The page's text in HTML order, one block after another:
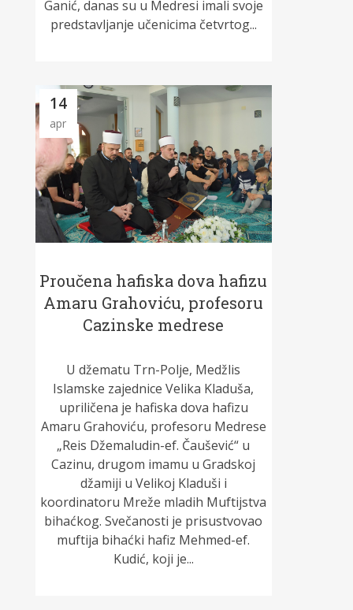
Ganić, danas su u Medresi imali svoje
predstavljanje učenicima četvrtog...
14
apr
Proučena hafiska dova hafizu
Amaru Grahoviću, profesoru
Cazinske medrese
U džematu Trn-Polje, Medžlis
Islamske zajednice Velika Kladuša,
upriličena je hafiska dova hafizu
Amaru Grahoviću, profesoru Medrese
„Reis Džemaludin-ef. Čaušević“ u
Cazinu, drugom imamu u Gradskoj
džamiji u Velikoj Kladuši i
koordinatoru Mreže mladih Muftijstva
bihaćkog. Svečanosti je prisustvovao
muftija bihaćki hafiz Mehmed-ef.
Kudić, koji je...